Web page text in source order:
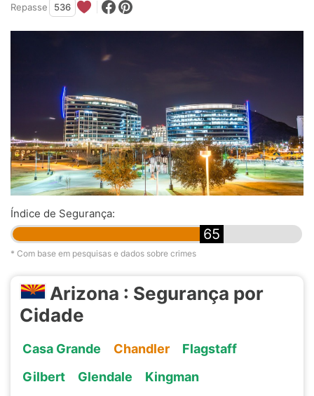
Repasse 536
Índice de Segurança:
65
* Com base em pesquisas e dados sobre crimes
Arizona : Segurança por
Cidade
Casa Grande Chandler
Flagstaff
Gilbert
Glendale
Kingman